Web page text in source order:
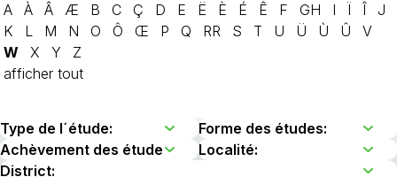
A
À Â Æ B C Ç D E Ë È É Ê F GH I Ï Î
J
K
L M N O Ô Œ P Q RR S T U Ü Ù Û
V
W
X Y
Z
afficher tout